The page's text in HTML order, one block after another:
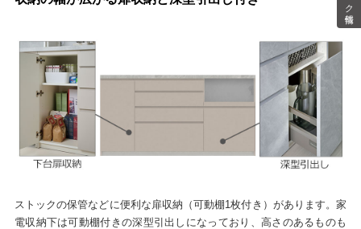
ストックの保管などに便利な扉収納（可動棚1枚付き）があります。家
電収納下は可動棚付きの深型引出しになっており、高さのあるものも